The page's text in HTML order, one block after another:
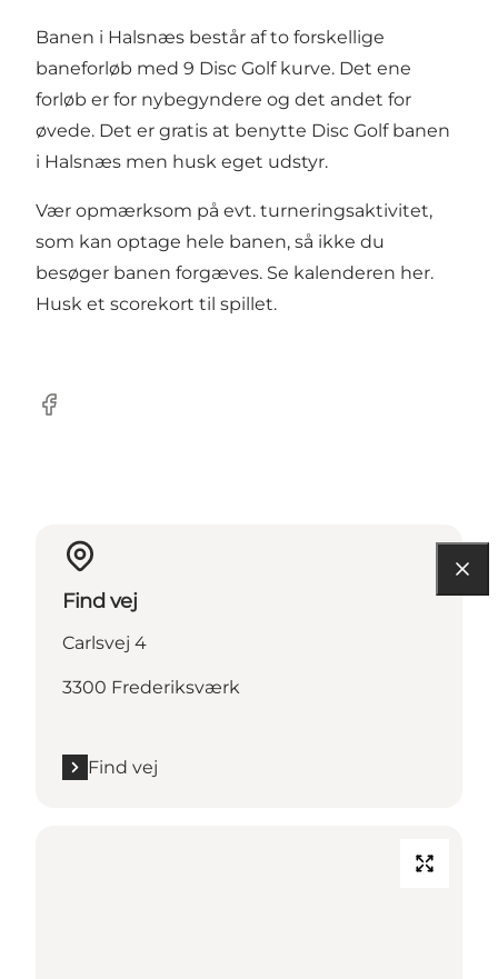
Banen i Halsnæs består af to forskellige
baneforløb med 9 Disc Golf kurve. Det ene
forløb er for nybegyndere og det andet for
øvede. Det er gratis at benytte Disc Golf banen
i Halsnæs men husk eget udstyr.
Vær opmærksom på evt. turneringsaktivitet,
som kan optage hele banen, så ikke du
besøger banen forgæves. Se kalenderen her.
Husk et scorekort til spillet.
Facebook
Find vej
Carlsvej 4
3300 Frederiksværk
Find vej